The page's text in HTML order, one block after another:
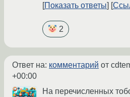
Показать ответы
2
Ответ на: комментарий от
+00:00
На перечисленных